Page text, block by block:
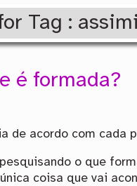
Tag :
é formada?
de acordo com cada
o que
coisa que vai